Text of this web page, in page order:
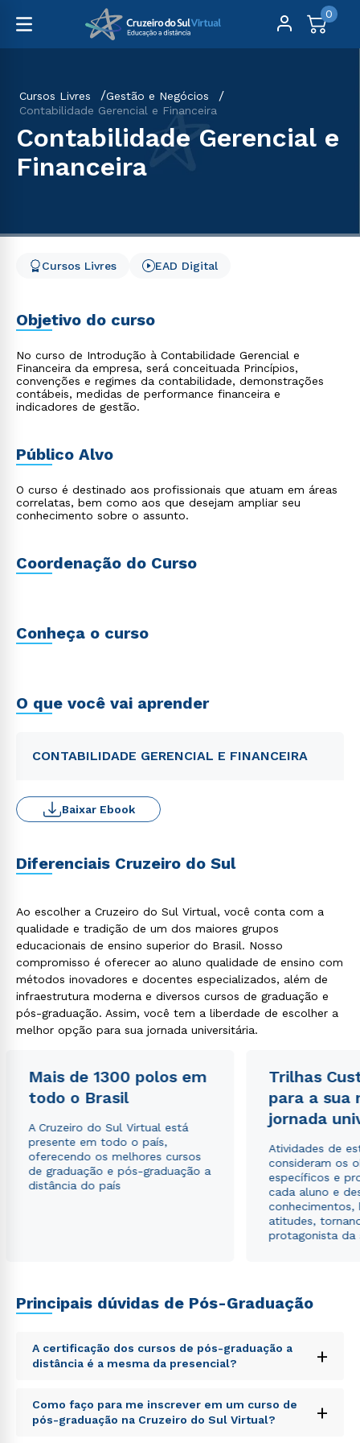
0
Cursos Livres
Gestão e Negócios
Contabilidade Gerencial e Financeira
Contabilidade Gerencial e
Financeira
Cursos Livres EAD Digital
Objetivo do curso
No curso de Introdução à Contabilidade Gerencial e
Financeira da empresa, será conceituada Princípios,
convenções e regimes da contabilidade, demonstrações
contábeis, medidas de performance financeira e
indicadores de gestão.
Público Alvo
O curso é destinado aos profissionais que atuam em áreas
correlatas, bem como aos que desejam ampliar seu
conhecimento sobre o assunto.
Coordenação do Curso
Conheça o curso
O que você vai aprender
CONTABILIDADE GERENCIAL E FINANCEIRA
Baixar Ebook
Diferenciais Cruzeiro do Sul
Ao escolher a Cruzeiro do Sul Virtual, você conta com a
qualidade e tradição de um dos maiores grupos
educacionais de ensino superior do Brasil. Nosso
compromisso é oferecer ao aluno qualidade de ensino com
métodos inovadores e docentes especializados, além de
infraestrutura moderna e diversos cursos de graduação e
pós-graduação. Assim, você tem a liberdade de escolher a
melhor opção para sua jornada universitária.
Mais de 1300 polos em
todo o Brasil
A Cruzeiro do Sul Virtual está
presente em todo o país,
oferecendo os melhores cursos
de graduação e pós-graduação a
distância do país
Trilhas
para a sua
jornada
Atividades de
consideram os
específicos e
cada aluno e
conhecimentos,
atitudes,
protagonista da
Principais dúvidas de Pós-Graduação
A certificação dos cursos de pós-graduação a
distância é a mesma da presencial?
+
Sed ut perspiciatis unde omnis iste natus error sit
voluptatem accusantium doloremque laudantium,
totam rem aperiam, eaque ipsa quae ab illo inventore
Como faço para me inscrever em um curso de
pós-graduação na Cruzeiro do Sul Virtual?
+
WhatsApp